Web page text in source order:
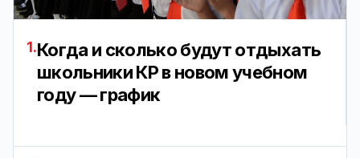
1.Когда и сколько будут отдыхать
школьники КР в новом учебном
году — график